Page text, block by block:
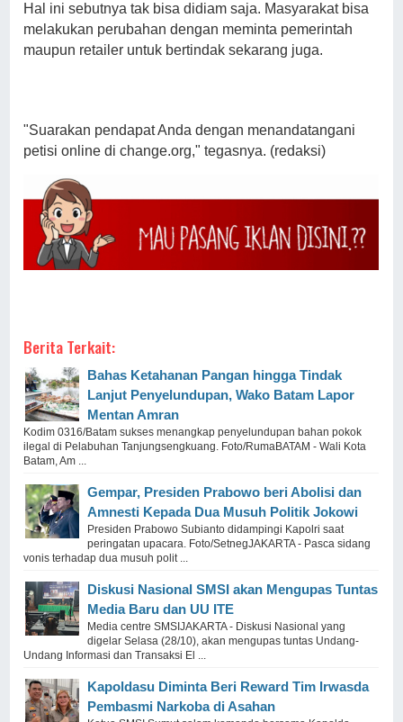
Hal ini sebutnya tak bisa didiam saja. Masyarakat bisa
melakukan perubahan dengan meminta pemerintah
maupun retailer untuk bertindak sekarang juga.
"Suarakan pendapat Anda dengan menandatangani
petisi online di change.org," tegasnya. (redaksi)
Berita Terkait:
Bahas Ketahanan Pangan hingga Tindak
Lanjut Penyelundupan, Wako Batam Lapor
Mentan Amran
Kodim 0316/Batam sukses menangkap penyelundupan bahan pokok
ilegal di Pelabuhan Tanjungsengkuang. Foto/RumaBATAM - Wali Kota
Batam, Am ...
Gempar, Presiden Prabowo beri Abolisi dan
Amnesti Kepada Dua Musuh Politik Jokowi
Presiden Prabowo Subianto didampingi Kapolri saat
peringatan upacara. Foto/SetnegJAKARTA - Pasca sidang
vonis terhadap dua musuh polit ...
Diskusi Nasional SMSI akan Mengupas Tuntas
Media Baru dan UU ITE
Media centre SMSIJAKARTA - Diskusi Nasional yang
digelar Selasa (28/10), akan mengupas tuntas Undang-
Undang Informasi dan Transaksi El ...
Kapoldasu Diminta Beri Reward Tim Irwasda
Pembasmi Narkoba di Asahan